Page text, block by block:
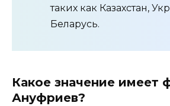
таких как Казахстан,
Беларусь.
Какое значение имеет
Ануфриев?